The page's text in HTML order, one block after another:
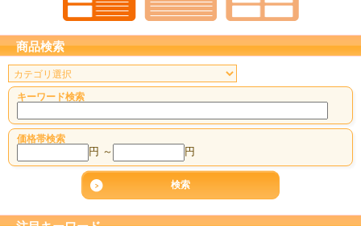
商品検索
キーワード検索
価格帯検索
円 ～ 円